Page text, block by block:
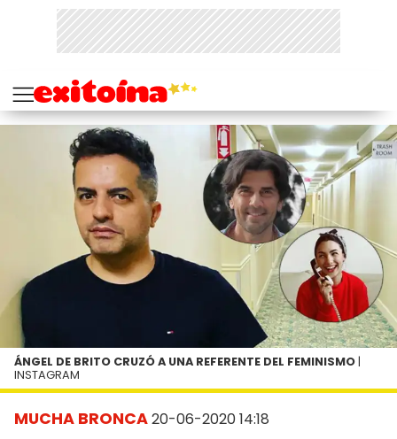
MUCHA BRONCA20-06-2020 14:18
ÁNGEL DE BRITO CRUZÓ A UNA REFERENTE DEL FEMINISMO |
INSTAGRAM